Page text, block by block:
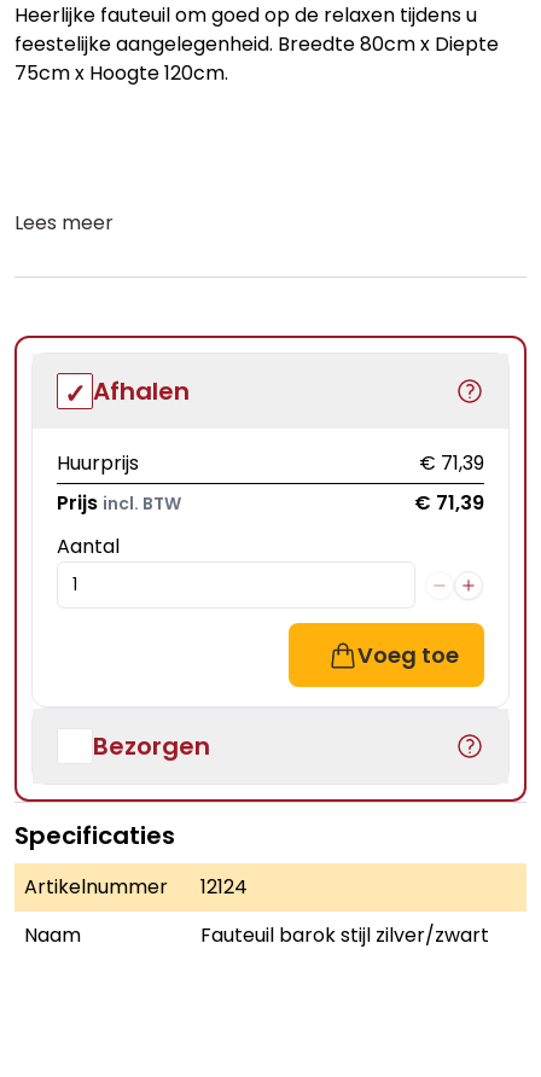
Heerlijke fauteuil om goed op de relaxen tijdens u
feestelijke aangelegenheid. Breedte 80cm x Diepte
75cm x Hoogte 120cm.
Lees meer
Afhalen
Huurprijs
€ 71,39
Prijs incl. BTW
€ 71,39
Aantal
Voeg toe
Bezorgen
Specificaties
Artikelnummer
12124
Naam
Fauteuil barok stijl zilver/zwart